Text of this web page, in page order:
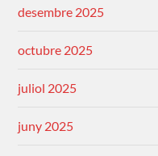
desembre 2025
octubre 2025
juliol 2025
juny 2025